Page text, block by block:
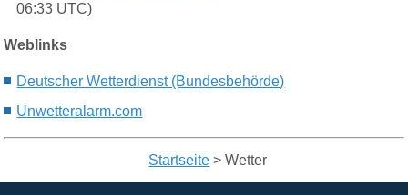
06:33 UTC)
Weblinks
Deutscher Wetterdienst (Bundesbehörde)
Unwetteralarm.com
Startseite >Wetter